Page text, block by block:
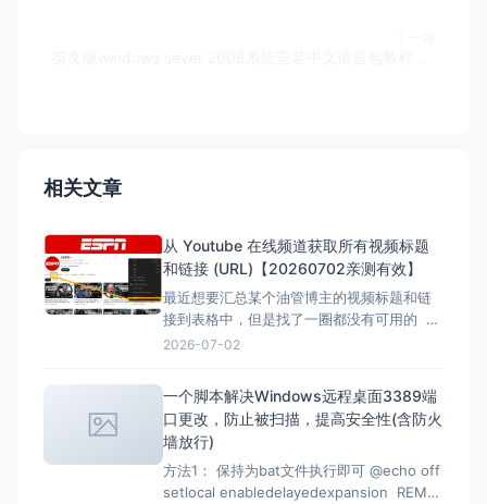
相关文章
从 Youtube 在线频道获取所有视频标题
和链接 (URL)【20260702亲测有效】
最近想要汇总某个油管博主的视频标题和链
接到表格中，但是找了一圈都没有可用的 但
是在下面的文章找到了，但是已失效，所以
要求写一份，于是有了本文。 注意：采集类
的代码都有时效性，使用时注意甄别，当前
测试有效时间为2026-07-02 12：07
2026-07-02
一个脚本解决Windows远程桌面3389端
口更改，防止被扫描，提高安全性(含防火
墙放行)
方法1： 保持为bat文件执行即可 @echo off
setlocal enabledelayedexpansion REM